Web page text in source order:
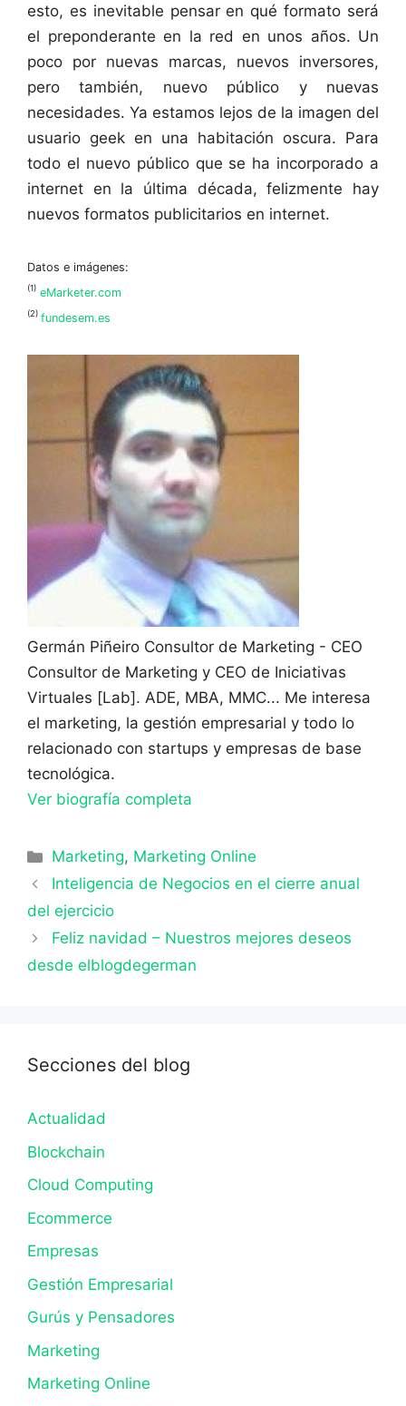
esto, es inevitable pensar en qué formato será
el preponderante en la red en unos años. Un
poco por nuevas marcas, nuevos inversores,
pero también, nuevo público y nuevas
necesidades. Ya estamos lejos de la imagen del
usuario geek en una habitación oscura. Para
todo el nuevo público que se ha incorporado a
internet en la última década, felizmente hay
nuevos formatos publicitarios en internet.
Datos e imágenes:
(1) eMarketer.com
(2) fundesem.es
Germán Piñeiro Consultor de Marketing - CEO
Consultor de Marketing y CEO de Iniciativas
Virtuales [Lab]. ADE, MBA, MMC... Me interesa
el marketing, la gestión empresarial y todo lo
relacionado con startups y empresas de base
tecnológica.
Ver biografía completa
Categorías
Marketing, Marketing Online
Inteligencia de Negocios en el cierre anual
del ejercicio
Feliz navidad – Nuestros mejores deseos
desde elblogdegerman
Secciones del blog
Actualidad
Blockchain
Cloud Computing
Ecommerce
Empresas
Gestión Empresarial
Gurús y Pensadores
Marketing
Marketing Online